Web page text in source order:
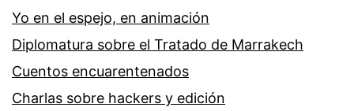
Yo en el espejo, en animación
Diplomatura sobre el Tratado de Marrakech
Cuentos encuarentenados
Charlas sobre hackers y edición